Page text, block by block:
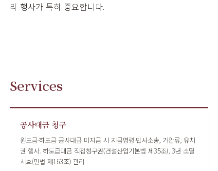
리 행사가 특히 중요합니다.
Services
공사대금 청구
원도급·하도급 공사대금 미지급 시 지급명령·민사소송, 가압류, 유치
권 행사. 하도급대금 직접청구권(건설산업기본법 제35조), 3년 소멸
시효(민법 제163조) 관리